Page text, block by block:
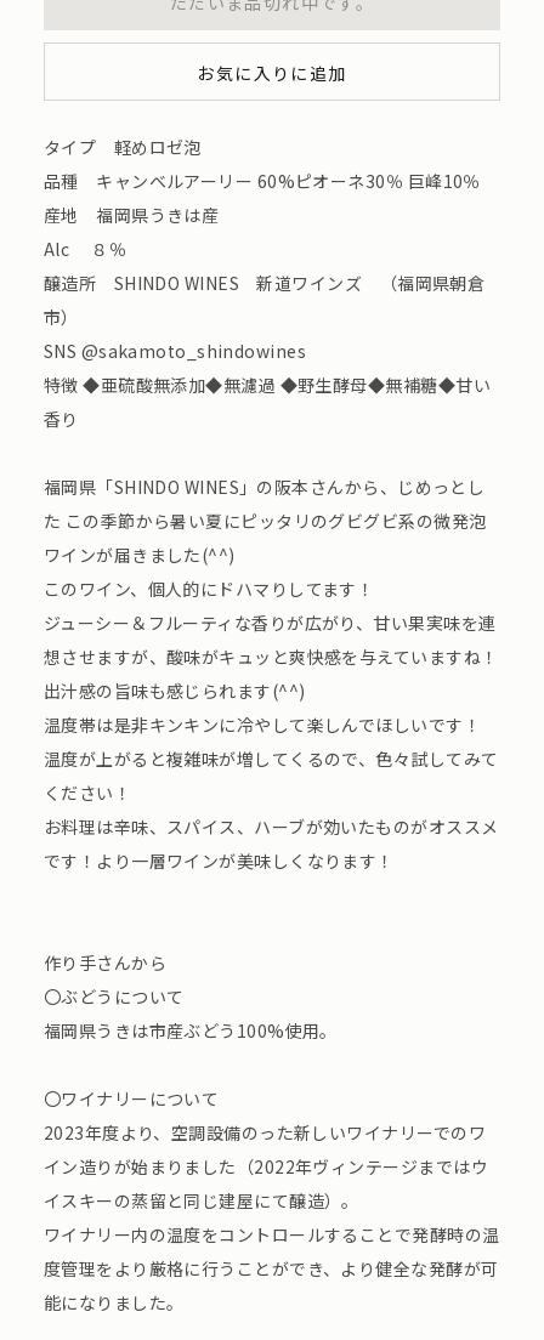
お気に入りに追加
タイプ 軽めロゼ泡
品種 キャンベルアーリー 60%ピオーネ30％ 巨峰10％
産地 福岡県うきは産
Alc ８％
醸造所 SHINDO WINES 新道ワインズ （福岡県朝倉
市）
SNS @sakamoto_shindowines
特徴 ◆亜硫酸無添加◆無濾過 ◆野生酵母◆無補糖◆甘い
香り
福岡県「SHINDO WINES」の阪本さんから、じめっとし
た この季節から暑い夏にピッタリのグビグビ系の微発泡
ワインが届きました(^^)
このワイン、個人的にドハマりしてます！
ジューシー＆フルーティな香りが広がり、甘い果実味を連
想させますが、酸味がキュッと爽快感を与えていますね！
出汁感の旨味も感じられます(^^)
温度帯は是非キンキンに冷やして楽しんでほしいです！
温度が上がると複雑味が増してくるので、色々試してみて
ください！
お料理は辛味、スパイス、ハーブが効いたものがオススメ
です！より一層ワインが美味しくなります！
作り手さんから
〇ぶどうについて
福岡県うきは市産ぶどう100%使用。
〇ワイナリーについて
2023年度より、空調設備のった新しいワイナリーでのワ
イン造りが始まりました（2022年ヴィンテージまではウ
イスキーの蒸留と同じ建屋にて醸造）。
ワイナリー内の温度をコントロールすることで発酵時の温
度管理をより厳格に行うことができ、より健全な発酵が可
能になりました。